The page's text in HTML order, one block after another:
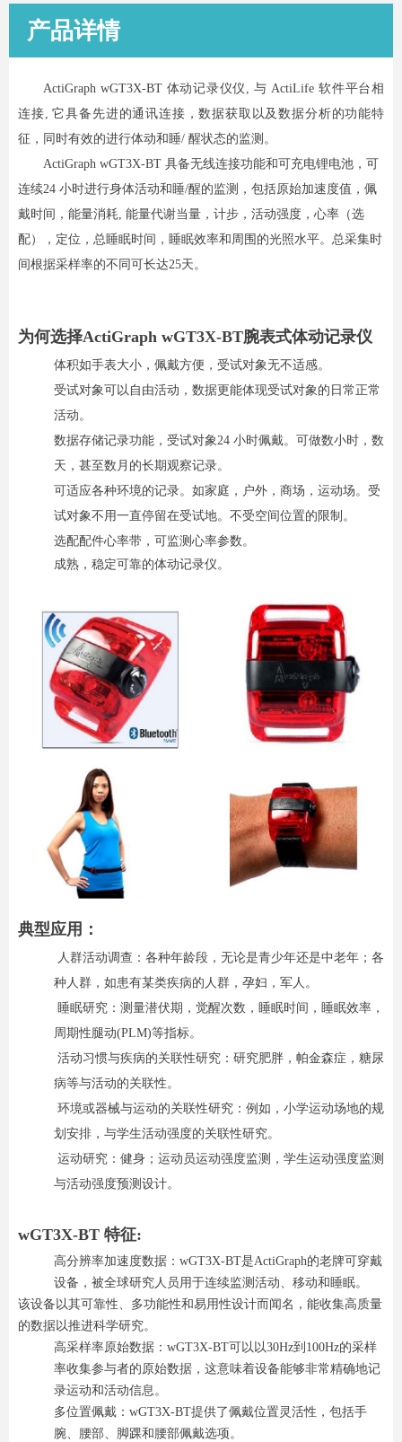
产品详情
ActiGraph wGT3X-BT 体动记录仪仪, 与 ActiLife 软件平台相
连接, 它具备先进的通讯连接，数据获取以及数据分析的功能特
征，同时有效的进行体动和睡/ 醒状态的监测。
ActiGraph wGT3X-BT 具备无线连接功能和可充电锂电池，可
连续24 小时进行身体活动和睡/醒的监测，包括原始加速度值，佩
戴时间，能量消耗, 能量代谢当量，计步，活动强度，心率（选
配），定位，总睡眠时间，睡眠效率和周围的光照水平。总采集时
间根据采样率的不同可长达25天。
为何选择ActiGraph wGT3X-BT腕表式体动记录仪
体积如手表大小，佩戴方便，受试对象无不适感。
受试对象可以自由活动，数据更能体现受试对象的日常正常
活动。
数据存储记录功能，受试对象24 小时佩戴。可做数小时，数
天，甚至数月的长期观察记录。
可适应各种环境的记录。如家庭，户外，商场，运动场。受
试对象不用一直停留在受试地。不受空间位置的限制。
选配配件心率带，可监测心率参数。
成熟，稳定可靠的体动记录仪。
典型应用：
人群活动调查：各种年龄段，无论是青少年还是中老年；各
种人群，如患有某类疾病的人群，孕妇，军人。
睡眠研究：测量潜伏期，觉醒次数，睡眠时间，睡眠效率，
周期性腿动(PLM)等指标。
活动习惯与疾病的关联性研究：研究肥胖，帕金森症，糖尿
病等与活动的关联性。
环境或器械与运动的关联性研究：例如，小学运动场地的规
划安排，与学生活动强度的关联性研究。
运动研究：健身；运动员运动强度监测，学生运动强度监测
与活动强度预测设计。
wGT3X-BT 特征:
高分辨率加速度数据：wGT3X-BT是ActiGraph的老牌可穿戴
设备，被全球研究人员用于连续监测活动、移动和睡眠。
该设备以其可靠性、多功能性和易用性设计而闻名，能收集高质量
的数据以推进科学研究。
高采样率原始数据：wGT3X-BT可以以30Hz到100Hz的采样
率收集参与者的原始数据，这意味着设备能够非常精确地记
录运动和活动信息。
多位置佩戴：wGT3X-BT提供了佩戴位置灵活性，包括手
腕、腰部、脚踝和腰部佩戴选项。